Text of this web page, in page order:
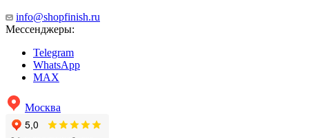
info@shopfinish.ru
Мессенджеры:
Telegram
WhatsApp
MAX
Москва